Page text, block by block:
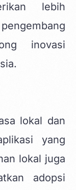
lebih
inovasi
lokal dan
yang
lokal juga
adopsi